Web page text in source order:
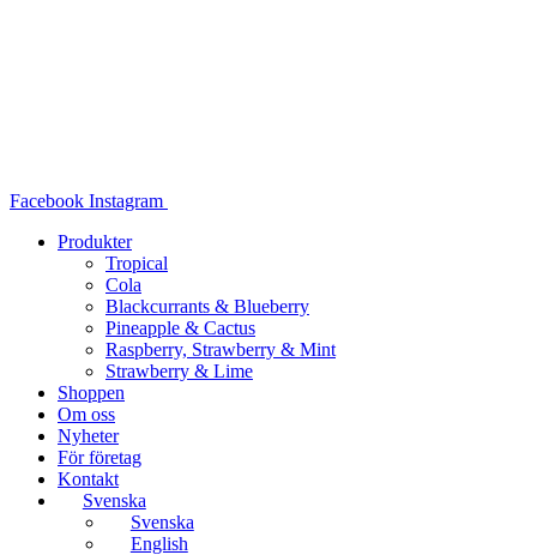
Facebook Instagram
Produkter
Tropical
Cola
Blackcurrants & Blueberry
Pineapple & Cactus
Raspberry, Strawberry & Mint
Strawberry & Lime
Shoppen
Om oss
Nyheter
För företag
Kontakt
Svenska
Svenska
English